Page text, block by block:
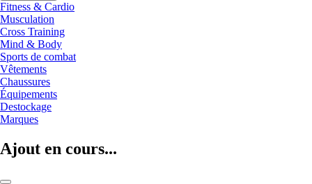
Fitness & Cardio
Musculation
Cross Training
Mind & Body
Sports de combat
Vêtements
Chaussures
Équipements
Destockage
Marques
Ajout en cours...